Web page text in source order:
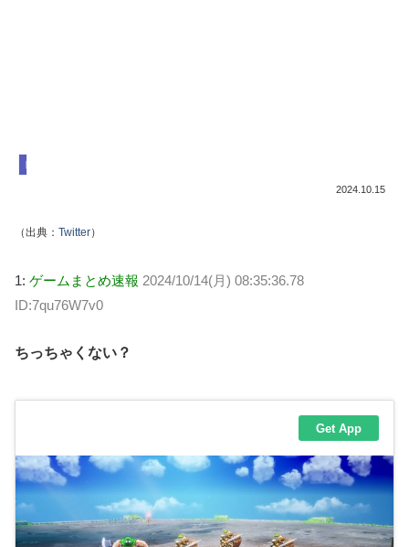
ドラゴンクエスト
2024.10.15
（出典： Twitter）
1: ゲームまとめ速報 2024/10/14(月) 08:35:36.78
ID:7qu76W7v0
ちっちゃくない？